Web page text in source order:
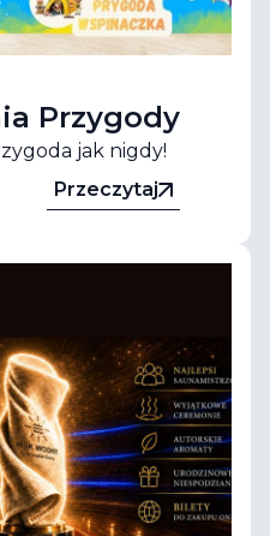
Przygody
jak nigdy!
Przeczytaj